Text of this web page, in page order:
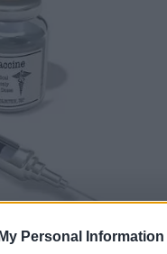
Personal Information